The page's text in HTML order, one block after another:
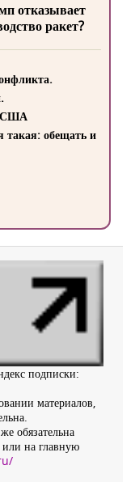
отказывает
ракет?
США
такая: обещать и
подписки:
материалов,
обязательна
или на главную